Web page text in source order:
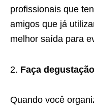
profissionais que
amigos que já
melhor saída para
Faça
Quando você